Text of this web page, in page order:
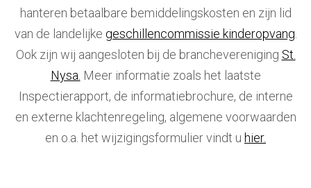
hanteren betaalbare bemiddelingskosten en zijn lid
van de landelijke geschillencommissie kinderopvang
Ook zijn wij aangesloten bij de branchevereniging St.
Nysa. Meer informatie zoals het laatste
Inspectierapport, de informatiebrochure, de interne
en externe klachtenregeling, algemene voorwaarden
en o.a. het wijzigingsformulier vindt u hier.